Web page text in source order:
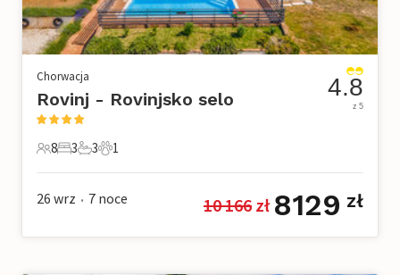
Chorwacja
Rovinj - Rovinjsko selo
8 Goście
8
3 Sypialnie
3
3 Łazienki
3
1 Zwierzę domowe
1
4.8
z 5
26 wrz • 7 noce 10 166 zł 8129 zł